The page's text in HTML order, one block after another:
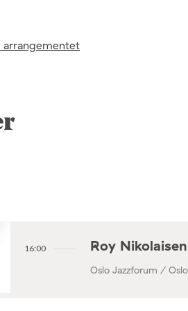
16:00 Roy
Oslo Jazzforum /